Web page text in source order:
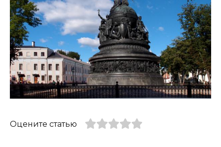
Оцените статью